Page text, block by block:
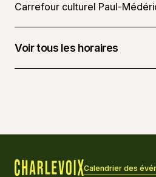
Carrefour culturel Paul-
Voir tous les horaires
Calendrier des